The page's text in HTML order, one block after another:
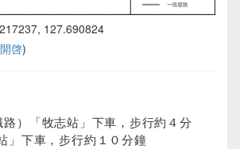
127.690824
啓)
路）「牧志站」下車，步行約４分
」下車，步行約１０分鐘